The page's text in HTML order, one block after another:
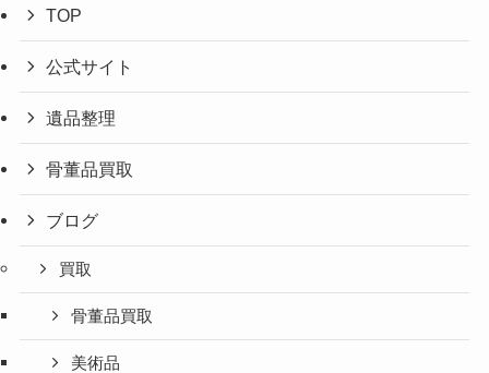
TOP
公式サイト
遺品整理
骨董品買取
ブログ
買取
骨董品買取
美術品